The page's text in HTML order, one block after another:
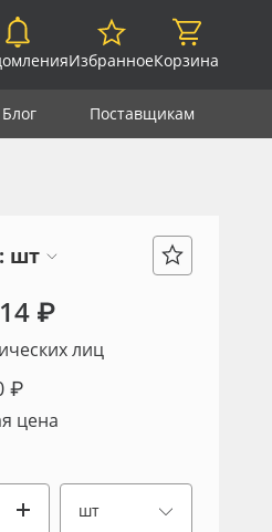
ИзбранноеКорзина
Блог Поставщикам
шт
14 ₽
лиц
₽
цена
шт